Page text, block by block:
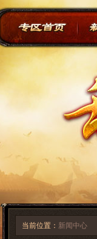
当前位置： 新闻中心